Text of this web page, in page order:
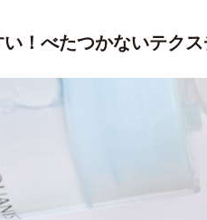
！べたつかないテク